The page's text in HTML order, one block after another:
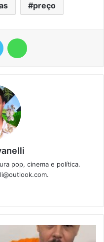
preço
Twitter
pop, cinema e política.